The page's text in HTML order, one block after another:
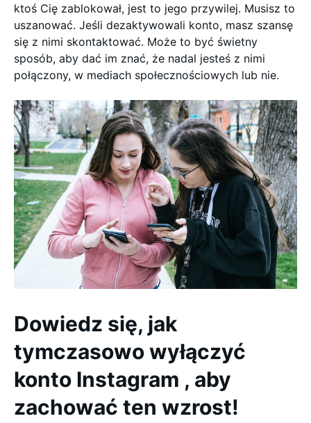
ktoś Cię zablokował, jest to jego przywilej. Musisz to
uszanować. Jeśli dezaktywowali konto, masz szansę
się z nimi skontaktować. Może to być świetny
sposób, aby dać im znać, że nadal jesteś z nimi
połączony, w mediach społecznościowych lub nie.
Dowiedz się, jak
tymczasowo wyłączyć
konto Instagram , aby
zachować ten wzrost!